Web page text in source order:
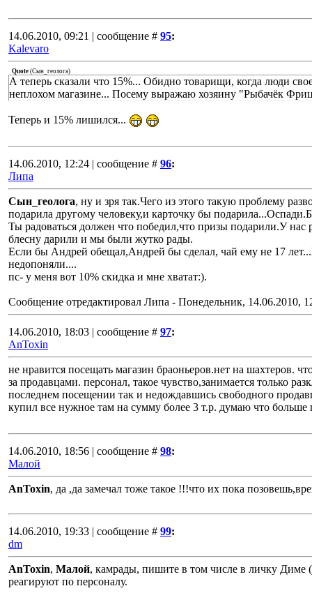
14.06.2010, 09:21 | сообщение # 95:
Kalevaro
Quote (Сын_геолога)
А теперь сказали что 15%... Обидно товарищи, когда люди
неплохом магазине... Посему выражаю хозяину "Рыбачёк
Теперь и 15% лишился...
14.06.2010, 12:24 | сообщение # 96:
Липа
Сын_геолога, ну и зря так.Чего из этого такую проблему
подарила другому человеку,и карточку бы
Ты радоваться должен что победил,что призы подарили.У нас
блесну дарили и мы были жутко рады.
Если бы Андрей обещал,Андрей бы сделал, чай ему не 17
недопоняли....
пс- у меня вот 10% скидка и мне хватат:).
Сообщение отредактировал Липа - Понедельник, 14.06.2010,
14.06.2010, 18:03 | сообщение # 97:
AnToxin
не нравится посещать магазин браоньеров.нет на шахтеров.
за продавцами. персонал, такое чувство,занимается только
последнем посещении так и недождавшись свободного
купил все нужное там на сумму более 3 т.р. думаю что
14.06.2010, 18:56 | сообщение # 98:
Малой
AnToxin, да ,да замечал тоже такое !!!что их пока
14.06.2010, 19:33 | сообщение # 99:
dm
AnToxin, Малой, камрады, пишите в том числе в личку Диме
реагируют по персоналу.